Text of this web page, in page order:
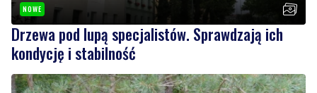
NOWE
Drzewa pod lupą specjalistów. Sprawdzają ich
kondycję i stabilność